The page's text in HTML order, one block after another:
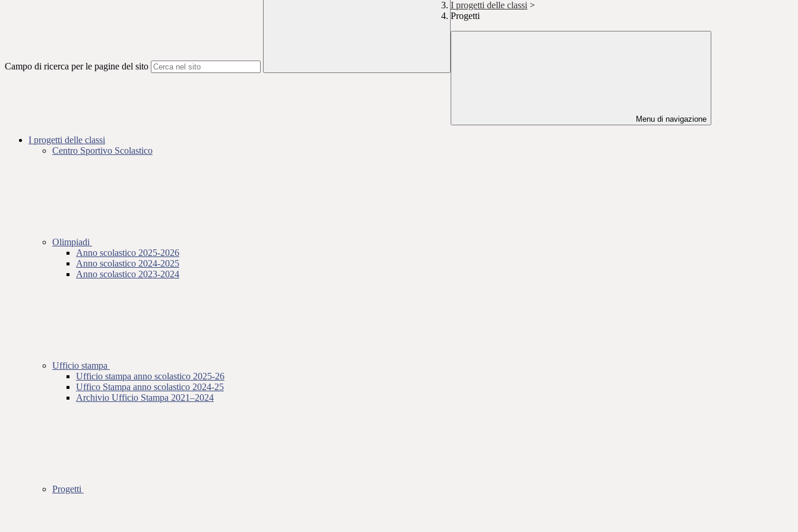
Campo di ricerca per le pagine del sito
I progetti delle classi >
Progetti
Menu di navigazione
I progetti delle classi
Centro Sportivo Scolastico
Olimpiadi
Anno scolastico 2025-2026
Anno scolastico 2024-2025
Anno scolastico 2023-2024
Ufficio stampa
Ufficio stampa anno scolastico 2025-26
Uffico Stampa anno scolastico 2024-25
Archivio Ufficio Stampa 2021–2024
Progetti